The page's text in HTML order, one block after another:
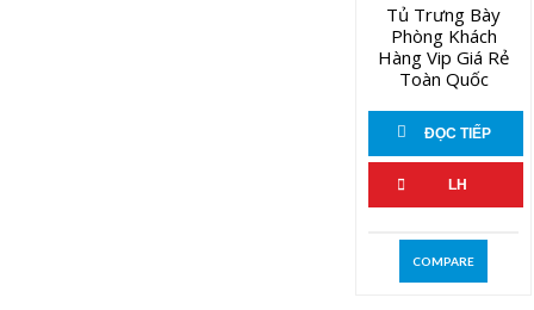
Tủ Trưng Bày
Phòng Khách
Hàng Vip Giá Rẻ
Toàn Quốc
ĐỌC TIẾP
LH
COMPARE